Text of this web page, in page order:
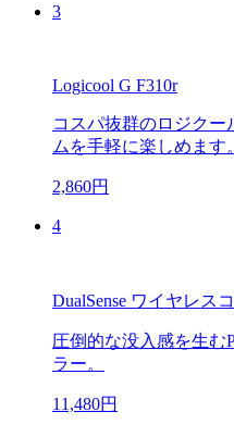
3
Logicool G F310r
コスパ抜群のロジクー
ムを手軽に楽しめます。
2,860円
4
DualSense ワイヤレス
圧倒的な没入感を生む
ラー。
11,480円